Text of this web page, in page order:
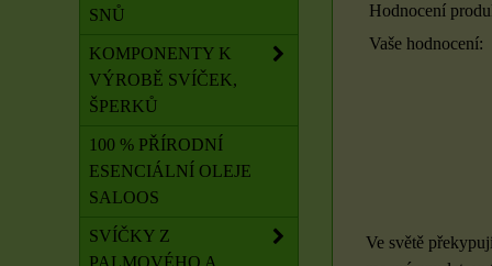
Hodnocení
Vaše hodnocení:
Ve světě
SNŮ
KOMPONENTY K
VÝROBĚ SVÍČEK,
ŠPERKŮ
100 % PŘÍRODNÍ
ESENCIÁLNÍ OLEJE
SALOOS
SVÍČKY Z
PALMOVÉHO A